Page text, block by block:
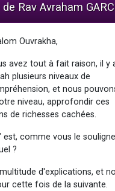
Rav Avraham
Ouvrakha,
avez tout à fait raison, il y
plusieurs niveaux de
et nous
niveau, approfondir ces
de richesses cachées.
est, comme vous le
?
d'explications, et
cette fois de la suivante.